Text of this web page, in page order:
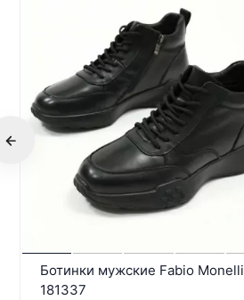
Ботинки мужские Fabio Monelli
181337